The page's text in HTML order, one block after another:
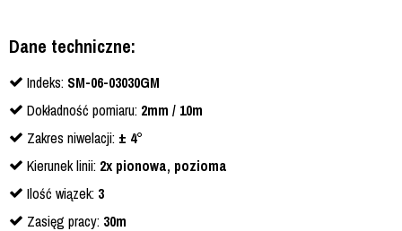
Dane techniczne:
Indeks: SM-06-03030GM
Dokładność pomiaru: 2mm / 10m
Zakres niwelacji: ± 4°
Kierunek linii: 2x pionowa, pozioma
Ilość wiązek: 3
Zasięg pracy: 30m